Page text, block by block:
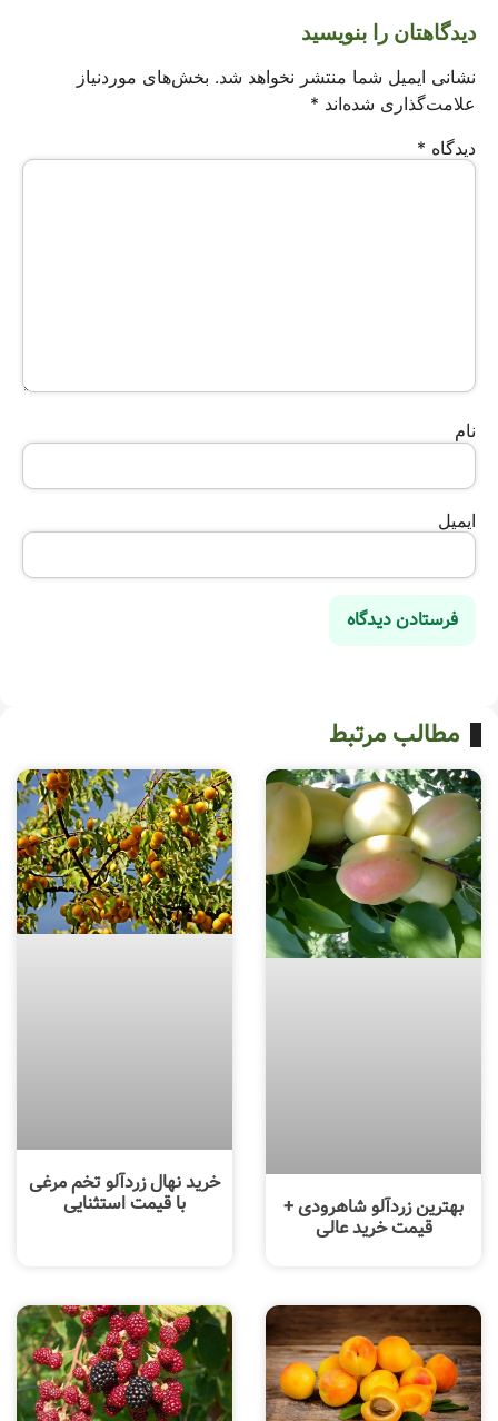
دیدگاهتان را بنویسید
نشانی ایمیل شما منتشر نخواهد شد. بخش‌های موردنیاز
علامت‌گذاری شده‌اند *
دیدگاه *
نام
ایمیل
مطالب مرتبط
بهترین زردآلو شاهرودی +
قیمت خرید عالی
خرید نهال زردآلو تخم مرغی
با قیمت استثنایی